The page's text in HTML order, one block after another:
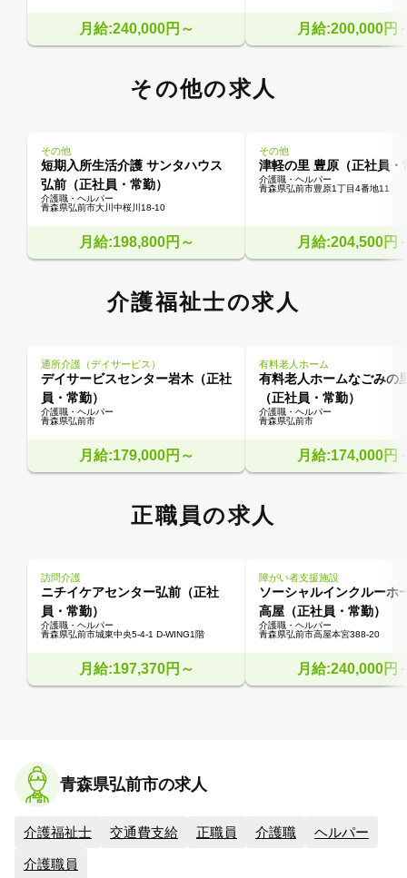
月給:240,000円～ 月給:200,000円
その他の求人
その他
短期入所生活介護 サンタハウス
弘前（正社員・常勤）
介護職・ヘルパー
青森県弘前市大川中桜川18-10
月給:198,800円～
その他
津軽の里 豊原（正社員・
介護職・ヘルパー
青森県弘前市豊原1丁目4番地11
月給:204,500円
介護福祉士の求人
通所介護（デイサービス）
デイサービスセンター岩木（正社
員・常勤）
介護職・ヘルパー
青森県弘前市
月給:179,000円～
有料老人ホーム
有料老人ホームなごみの
（正社員・常勤）
介護職・ヘルパー
青森県弘前市
月給:174,000円
正職員の求人
訪問介護
ニチイケアセンター弘前（正社
員・常勤）
介護職・ヘルパー
青森県弘前市城東中央5-4-1 D-WING1階
月給:197,370円～
障がい者支援施設
ソーシャルインクルーホ
高屋（正社員・常勤）
介護職・ヘルパー
青森県弘前市高屋本宮388-20
月給:240,000円
青森県弘前市の求人
介護福祉士 交通費支給 正職員 介護職 ヘルパー
介護職員